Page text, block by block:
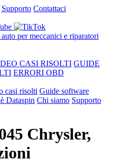
Supporto Contattaci
CASI RISOLTI GUIDE
ERRORI OBD
casi risolti Guide software
Dataspin Chi siamo Supporto
Chrysler,